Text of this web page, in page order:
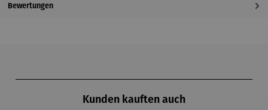
Bewertungen
Kunden kauften auch